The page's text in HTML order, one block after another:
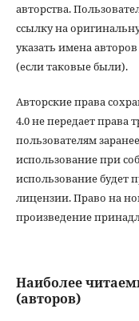
авторства.
ссылку на
указать имена
(если таковые были).
Авторские права
4.0 не передает права
пользователям
использование при
использование будет
лицензии. Право на
произведение
Наиболее
(авторов)